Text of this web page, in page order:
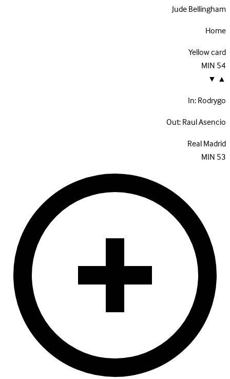
Jude Bellingham
Home
Yellow card
54
MIN
▲
▼
In:Rodrygo
Out:Raul Asencio
Real Madrid
53
MIN